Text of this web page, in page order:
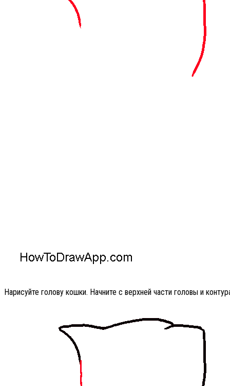
Нарисуйте голову кошки. Начните с верхней части головы и